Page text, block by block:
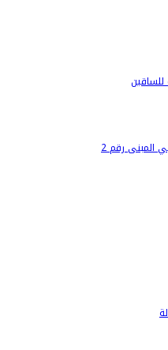
المبنى رقم 2